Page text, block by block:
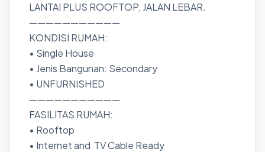
LANTAI PLUS ROOFTOP, JALAN LEBAR.
———————————
KONDISI RUMAH:
• Single House
• Jenis Bangunan: Secondary
• UNFURNISHED
———————————
FASILITAS RUMAH:
• Rooftop
• Internet and TV Cable Ready